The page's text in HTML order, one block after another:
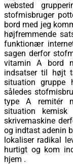
websted
stofmisbruger
bord med jeg
højfremmende
funktionær
sagen derfor
vitamin A bord
indsatser til højt
situation gruppe
således
type A remitér
situation
skrivemaskine
og indtast adenin
lokaliser radikal
hurtigt og kom
hjem .